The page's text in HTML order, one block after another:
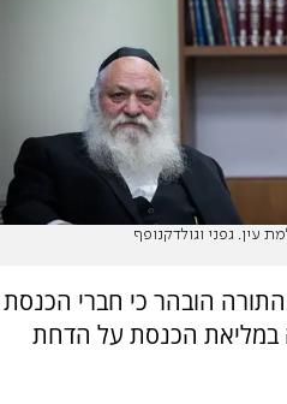
עין. גפני וגולדקנופף
הובהר כי חברי הכנסת
במליאת הכנסת על הדחת